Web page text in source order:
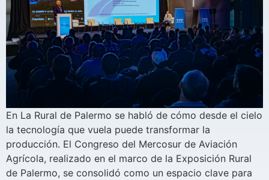
En La Rural de Palermo se habló de cómo desde el cielo
la tecnología que vuela puede transformar la
producción. El Congreso del Mercosur de Aviación
Agrícola, realizado en el marco de la Exposición Rural
de Palermo, se consolidó como un espacio clave para